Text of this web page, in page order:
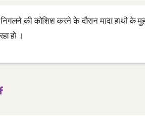
की कोशिश करने के दौरान मादा हाथी के
हो ।